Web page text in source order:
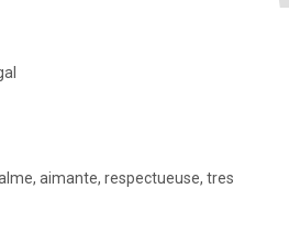
aimante, respectueuse, tres